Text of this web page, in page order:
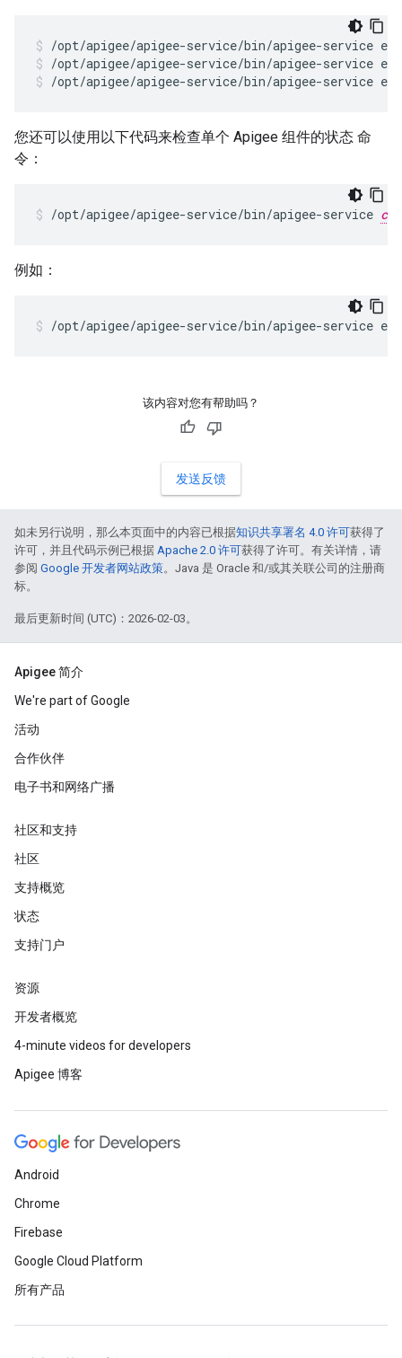
/opt/apigee/apigee-service/bin/apigee-service
/opt/apigee/apigee-service/bin/apigee-service
您还可以使用以下代码来检查单个 Apigee 组件的状态 命
令：
/opt/apigee/apigee-service/bin/apigee-service
例如：
/opt/apigee/apigee-service/bin/apigee-service
该内容对您有帮助吗？
发送反馈
如未另行说明，那么本页面中的内容已根据知识共享署名 4.0 许可获得了
许可，并且代码示例已根据 Apache 2.0 许可获得了许可。有关详情，请
参阅 Google 开发者网站政策。Java 是 Oracle 和/或其关联公司的注册商
标。
最后更新时间 (UTC)：2026-02-03。
Apigee 简介
We're part of Google
活动
合作伙伴
电子书和网络广播
社区和支持
社区
支持概览
状态
支持门户
资源
开发者概览
4-minute videos for developers
Apigee 博客
Android
Chrome
Firebase
Google Cloud Platform
所有产品